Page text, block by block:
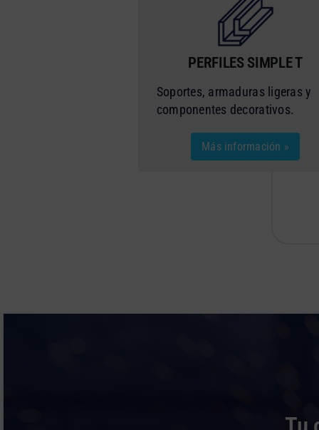
PERFILES SIMPLE T
Soportes, armaduras ligeras y
componentes decorativos.
Más información »